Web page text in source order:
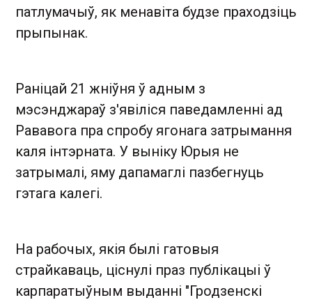
патлумачыў, як менавіта будзе праходзіць
прыпынак.
Раніцай 21 жніўня ў адным з
мэсэнджараў з'явіліся паведамленні ад
Рававога пра спробу ягонага затрымання
каля інтэрната. У выніку Юрыя не
затрымалі, яму дапамаглі пазбегнуць
гэтага калегі.
На рабочых, якія былі гатовыя
страйкаваць, ціснулі праз публікацыі ў
карпаратыўным выданні "Гродзенскі